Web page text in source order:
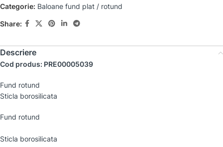
Categorie: Baloane fund plat / rotund
Share:
Descriere
Cod produs: PRE00005039
Fund rotund
Sticla borosilicata
Fund rotund
Sticla borosilicata